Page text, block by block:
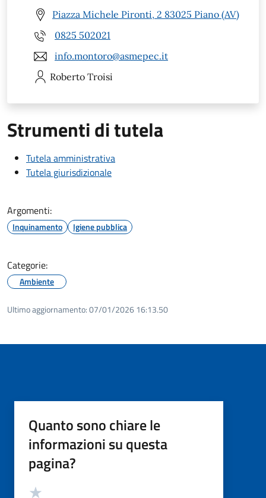
Piazza Michele Pironti, 2 83025 Piano (AV)
0825 502021
info.montoro@asmepec.it
Roberto Troisi
Strumenti di tutela
Tutela amministrativa
Tutela giurisdizionale
Argomenti:
Inquinamento Igiene pubblica
Categorie:
Ambiente
Ultimo aggiornamento:07/01/2026 16:13.50
Quanto sono chiare le
informazioni su questa
pagina?
Valutazione